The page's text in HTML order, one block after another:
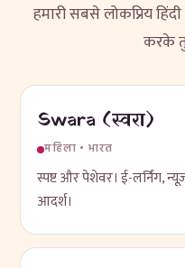
हमारी सबसे लोकप्रिय
करके
Swara (स्वरा)
महिला • भारत
स्पष्ट और पेशेवर। ई-लर्निंग,
आदर्श।